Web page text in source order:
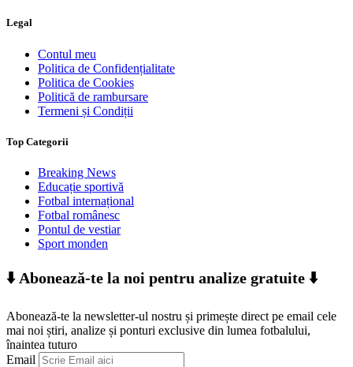
Legal
Contul meu
Politica de Confidențialitate
Politica de Cookies
Politică de rambursare
Termeni și Condiții
Top Categorii
Breaking News
Educație sportivă
Fotbal internațional
Fotbal românesc
Pontul de vestiar
Sport monden
⬇️ Abonează-te la noi pentru analize gratuite ⬇️
Abonează-te la newsletter-ul nostru și primește direct pe email cele
mai noi știri, analize și ponturi exclusive din lumea fotbalului,
înaintea tuturo
Email